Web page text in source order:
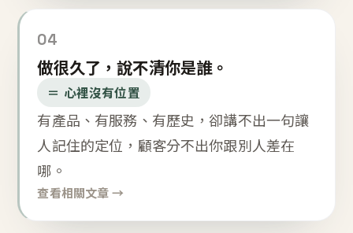
04
做很久了，說不清你是誰。
＝ 心裡沒有位置
有產品、有服務、有歷史，卻講不出一句讓
人記住的定位，顧客分不出你跟別人差在
哪。
查看相關文章 →